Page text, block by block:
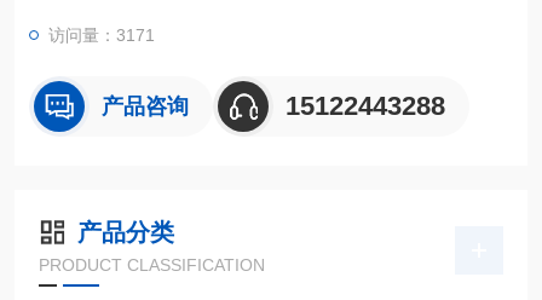
访问量：3171
产品咨询 15122443288
产品分类
PRODUCT CLASSIFICATION